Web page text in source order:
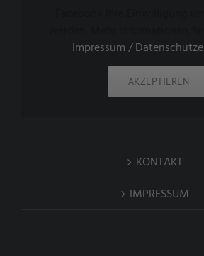
Impressum /
AKZEPTIEREN
KONTAKT
IMPRESSUM